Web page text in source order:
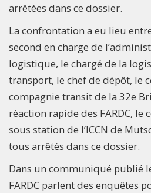
arrêtées dans ce dossier.
La confrontation a eu lieu
second en charge de
logistique, le chargé de la
transport, le chef de dépôt, le
compagnie transit de la 32e
réaction rapide des FARDC, le
sous station de l’ICCN de
tous arrêtés dans ce dossier.
Dans un communiqué publié
FARDC parlent des enquêtes